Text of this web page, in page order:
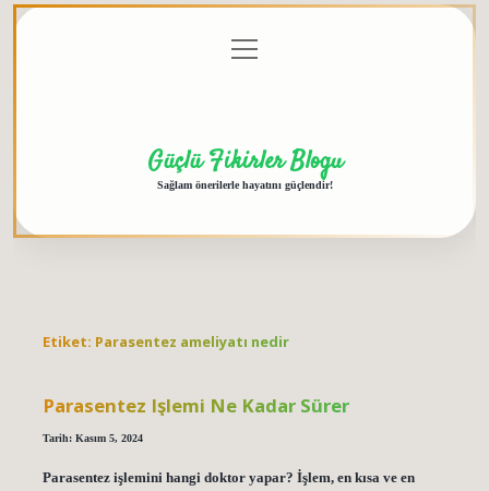
menüyü
aç
Güçlü Fikirler Blogu
Sağlam önerilerle hayatını güçlendir!
Etiket: Parasentez ameliyatı nedir
Parasentez Işlemi Ne Kadar Sürer
Tarih: Kasım 5, 2024
Parasentez işlemini hangi doktor yapar? İşlem, en kısa ve en